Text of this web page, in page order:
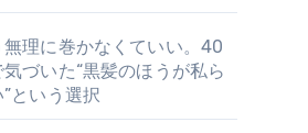
無理に巻かなくていい。40
気づいた“黒髪のほうが私ら
”という選択